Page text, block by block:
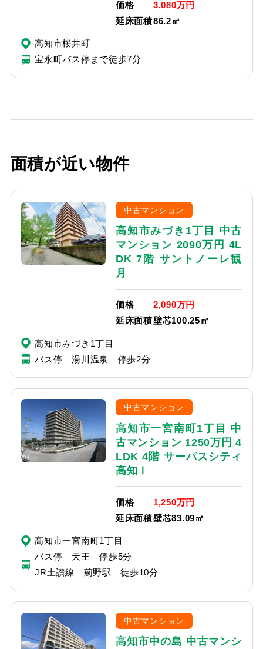
価格
3,080万円
延床面積86.2㎡
高知市桜井町
宝永町バス停まで徒歩7分
面積が近い物件
中古マンション
高知市みづき1丁目 中古
マンション 2090万円 4L
DK 7階 サントノーレ観
月
価格
2,090万円
延床面積壁芯100.25㎡
高知市みづき1丁目
バス停 湯川温泉 停歩2分
中古マンション
高知市一宮南町1丁目 中
古マンション 1250万円 4
LDK 4階 サーパスシティ
高知Ⅰ
価格
1,250万円
延床面積壁芯83.09㎡
高知市一宮南町1丁目
バス停 天王 停歩5分
JR土讃線 薊野駅 徒歩10分
中古マンション
高知市中の島 中古マンシ